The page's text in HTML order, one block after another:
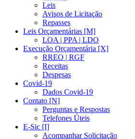
Leis
Avisos de Licitação
Repasses
Leis Orçamentárias [M]
LOA | PPA | LDO
Execução Orçamentária [X]
RREO | RGF
Receitas
Despesas
Covid-19
Dados Covid-19
Contato [N]
Perguntas e Respostas
Telefones Úteis
E-Sic [I]
Acompanhar Solicitação